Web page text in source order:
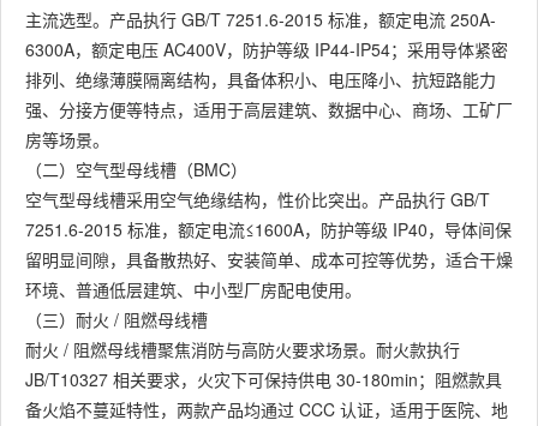
主流选型。产品执行 GB/T 7251.6-2015 标准，额定电流 250A-
6300A，额定电压 AC400V，防护等级 IP44-IP54；采用导体紧密
排列、绝缘薄膜隔离结构，具备体积小、电压降小、抗短路能力
强、分接方便等特点，适用于高层建筑、数据中心、商场、工矿厂
房等场景。
（二）空气型母线槽（BMC）
空气型母线槽采用空气绝缘结构，性价比突出。产品执行 GB/T
7251.6-2015 标准，额定电流≤1600A，防护等级 IP40，导体间保
留明显间隙，具备散热好、安装简单、成本可控等优势，适合干燥
环境、普通低层建筑、中小型厂房配电使用。
（三）耐火 / 阻燃母线槽
耐火 / 阻燃母线槽聚焦消防与高防火要求场景。耐火款执行
JB/T10327 相关要求，火灾下可保持供电 30-180min；阻燃款具
备火焰不蔓延特性，两款产品均通过 CCC 认证，适用于医院、地